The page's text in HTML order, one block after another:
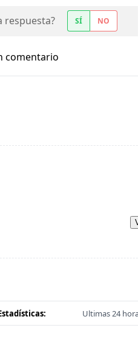
respuesta? SÍ NO
comentario
Ultimas 24